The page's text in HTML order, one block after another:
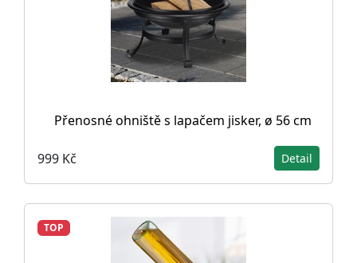
Přenosné ohniště s lapačem jisker, ø 56 cm
999 Kč Detail
TOP